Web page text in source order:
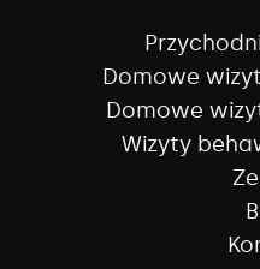
Domowe
Domowe
Wizyty